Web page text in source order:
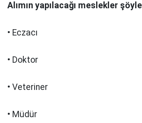
Alımın yapılacağı meslekler
• Eczacı
• Doktor
• Veteriner
• Müdür